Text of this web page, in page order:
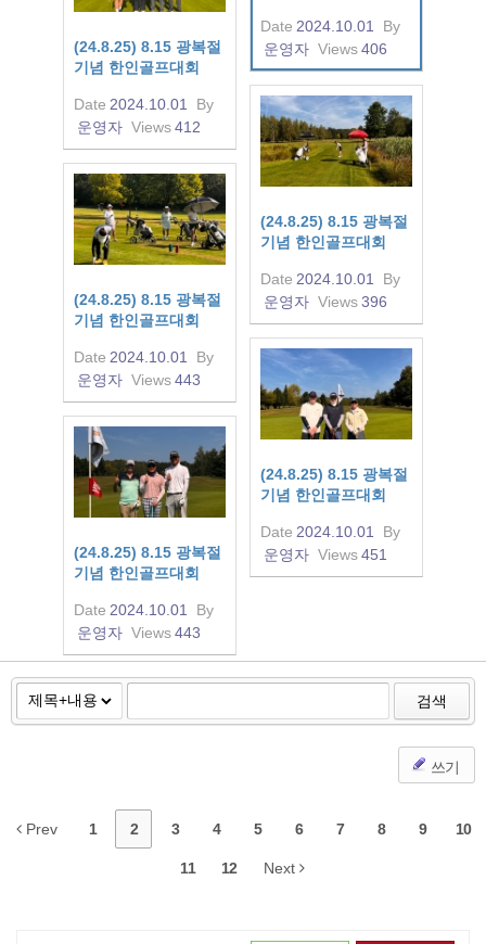
Date 2024.10.01
By
운영자 Views406
(24.8.25) 8.15 광복절
기념 한인골프대회
Date 2024.10.01
By
운영자 Views412
(24.8.25) 8.15 광복절
기념 한인골프대회
Date 2024.10.01
By
운영자 Views396
(24.8.25) 8.15 광복절
기념 한인골프대회
Date 2024.10.01
By
운영자 Views443
(24.8.25) 8.15 광복절
기념 한인골프대회
Date 2024.10.01
By
운영자 Views451
(24.8.25) 8.15 광복절
기념 한인골프대회
Date 2024.10.01
By
운영자 Views443
검색
쓰기
Prev 1 2 3 4 5 6 7 8 9 10
11 12 Next